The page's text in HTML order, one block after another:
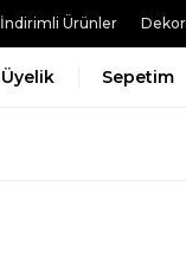
İndirimli Ürünler
Üyelik Sepetim